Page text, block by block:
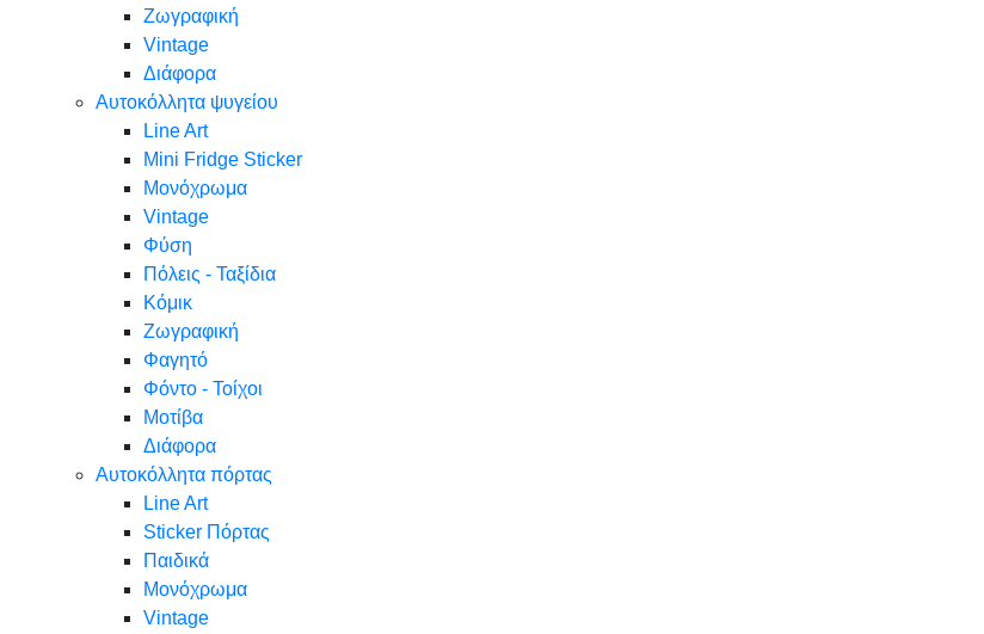
Ζωγραφική
Vintage
Διάφορα
Αυτοκόλλητα ψυγείου
Line Art
Mini Fridge Sticker
Μονόχρωμα
Vintage
Φύση
Πόλεις - Ταξίδια
Κόμικ
Ζωγραφική
Φαγητό
Φόντο - Τοίχοι
Μοτίβα
Διάφορα
Αυτοκόλλητα πόρτας
Line Art
Sticker Πόρτας
Παιδικά
Μονόχρωμα
Vintage